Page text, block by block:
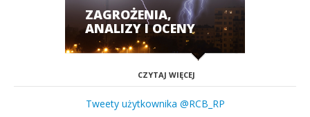
ZAGROŻENIA,
ANALIZY I OCENY
CZYTAJ WIĘCEJ
Tweety użytkownika @RCB_RP